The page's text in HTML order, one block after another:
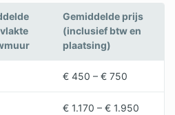
Gemiddelde prijs
(inclusief btw en
plaatsing)
€ 450 – € 750
€ 1.170 – € 1.950